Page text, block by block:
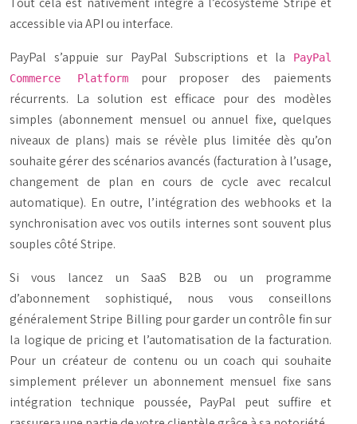
accessible via API ou interface.
PayPal s’appuie sur PayPal Subscriptions et la
PayPal
Commerce Platformpour proposer des paiements
récurrents. La solution est efficace pour des modèles
simples (abonnement mensuel ou annuel fixe, quelques
niveaux de plans) mais se révèle plus limitée dès qu’on
souhaite gérer des scénarios avancés (facturation à l’usage,
changement de plan en cours de cycle avec recalcul
automatique). En outre, l’intégration des webhooks et la
synchronisation avec vos outils internes sont souvent plus
souples côté Stripe.
Si vous lancez un SaaS B2B ou un programme
d’abonnement sophistiqué, nous vous conseillons
généralement Stripe Billing pour garder un contrôle fin sur
la logique de pricing et l’automatisation de la facturation.
Pour un créateur de contenu ou un coach qui souhaite
simplement prélever un abonnement mensuel fixe sans
intégration technique poussée, PayPal peut suffire et